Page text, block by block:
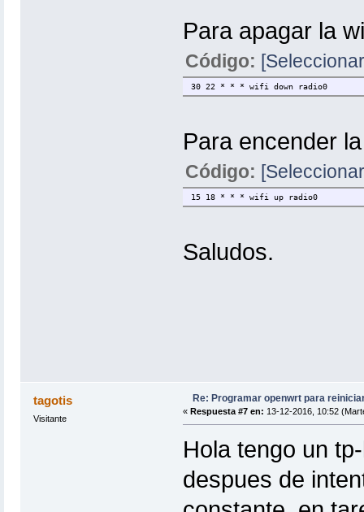
Para apagar la
Código:
30 22 * * * wifi down radio0
Para encender
Código:
15 18 * * * wifi up radio0
Saludos.
tagotis
Visitante
Re: Programar openwrt para
« Respuesta #7 en: 13-12-2016, 10:52
Hola tengo un
despues de